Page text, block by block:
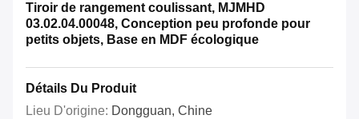
Tiroir de rangement coulissant, MJMHD
03.02.04.00048, Conception peu profonde pour
petits objets, Base en MDF écologique
Détails Du Produit
Lieu D'origine: Dongguan, Chine